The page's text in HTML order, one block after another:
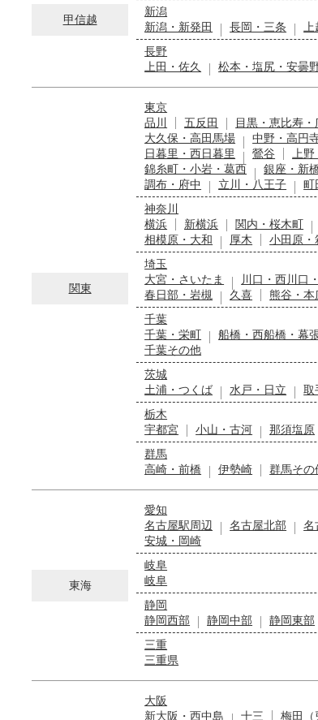
甲信越
新潟
新潟・新発田
長岡・三条
上
長野
上田・佐久
松本・塩尻・安曇
関東
東京
品川
五反田 目黒・恵比寿・
大久保・高田馬場
中野・高円
日暮里・西日暮里
鶯谷 上野
錦糸町・小岩・葛西
銀座・新
調布・府中
立川・八王子 町
神奈川
横浜
新横浜 関内・桜木町
相模原・大和
厚木 小田原・
埼玉
大宮・さいたま
川口・西川口
春日部・岩槻
久喜 熊谷・本
千葉
千葉・栄町
船橋・西船橋・幕
千葉その他
茨城
土浦・つくば
水戸・日立
取
栃木
宇都宮
小山・古河 那須塩原
群馬
高崎・前橋
伊勢崎 群馬その
東海
愛知
名古屋駅周辺
名古屋北部 名
安城・岡崎
岐阜
岐阜
静岡
静岡西部
静岡中部
静岡東部
三重
三重県
大阪
新大阪・西中島
十三 梅田（